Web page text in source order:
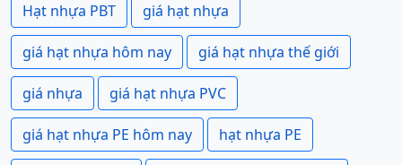
Hạt nhựa PBT giá hạt nhựa
giá hạt nhựa hôm nay giá hạt nhựa thế giới
giá nhựa giá hạt nhựa PVC
giá hạt nhựa PE hôm nay hạt nhựa PE